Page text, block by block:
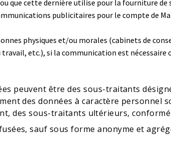
que cette dernière utilise pour la fourniture de
publicitaires pour le compte de
physiques et/ou morales (cabinets de
travail, etc.), si la communication est
peuvent être des sous-traitants
des données à caractère personnel
des sous-traitants ultérieurs,
sauf sous forme anonyme et